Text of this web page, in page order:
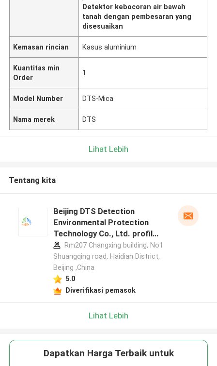
Detektor kebocoran air bawah
tanah dengan pembesaran yang
disesuaikan
Kemasan rincian Kasus aluminium
Kuantitas min
Order
1
Model Number DTS-Mica
Nama merek DTS
Lihat Lebih
Tentang kita
Beijing DTS Detection
Environmental Protection
Technology Co., Ltd. profil
pabrikan
Rm207 Changxing building, No1
Shuangqing road, Haidian District,
Beijing ,China
5.0
Diverifikasi pemasok
Lihat Lebih
Dapatkan Harga Terbaik untuk